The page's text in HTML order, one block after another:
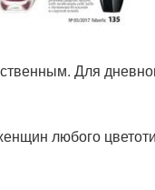
Для
любого